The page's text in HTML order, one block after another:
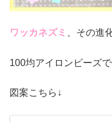
ワッカネズミ 、その進
100均アイロンビーズで
図案こちら↓